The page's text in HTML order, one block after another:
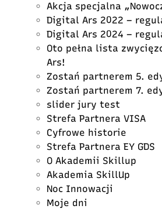
Akcja specjalna
Digital Ars 2022 –
Digital Ars 2024 –
Oto pełna lista
Ars!
Zostań partnerem 5.
Zostań partnerem 7.
slider jury test
Strefa Partnera VISA
Cyfrowe historie
Strefa Partnera EY GDS
O Akademii Skillup
Akademia SkillUp
Noc Innowacji
Moje dni